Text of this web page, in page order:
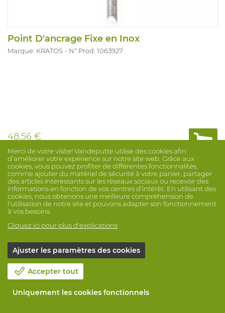
Point D'ancrage Fixe en Inox
Marque: KRATOS N° Prod. 1063927
48,56 €
Comparer
Merci de votre visite! Vandeputte utilise des cookies afin
d’améliorer votre expérience sur notre site web. Grâce aux
cookies, vous pouvez profiter de différentes fonctionnalités,
comme ajouter du matériel de sécurité à votre panier, partager
des articles intéressants sur les réseaux sociaux ou recevoir des
informations en fonction de vos centres d’intérêt. En utilisant des
cookies, nous obtenons une meilleure compréhension de
l'utilisation de notre site et pouvons adapter son fonctionnement
à vos besoins.
Cliquez ici pour plus d'explications
Ajuster les paramètres des cookies
Accepter tout
Uniquement les cookies fonctionnels